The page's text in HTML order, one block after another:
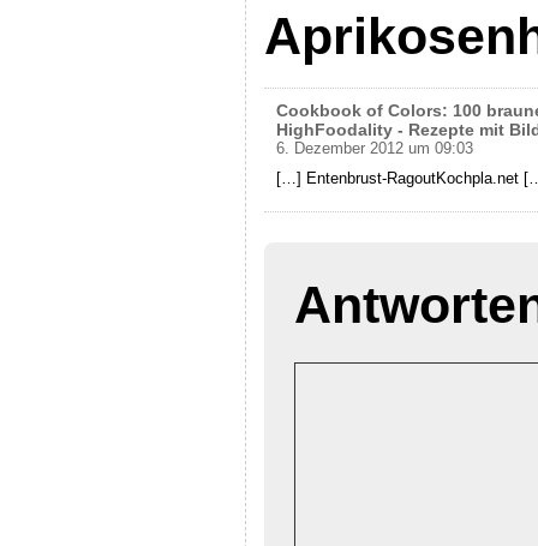
Cookbook of Colors: 100
HighFoodality - Rezepte mit
6. Dezember 2012 um 09:03
[…] Entenbrust-RagoutKochpla.net